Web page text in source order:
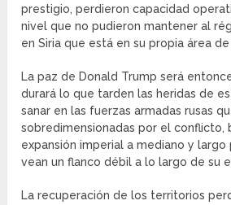
prestigio, perdieron capacidad
nivel que no pudieron mantener al
en Siria que está en su propia área de
La paz de Donald Trump será
durará lo que tarden las heridas de
sanar en las fuerzas armadas rusas
sobredimensionadas por el conflicto,
expansión imperial a mediano y
vean un flanco débil a lo largo de su
La recuperación de los territorios